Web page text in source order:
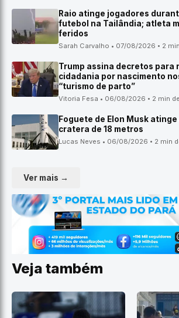
Raio atinge jogadores
futebol na Tailândia; atleta
feridos
Sarah Carvalho • 07/08/2026 • 2
Trump assina decretos para
cidadania por nascimento
“turismo de parto”
Vitoria Fesa • 06/08/2026 • 2 min
Foguete de Elon Musk
cratera de 18 metros
Lucas Neves • 06/08/2026 • 2 min
Ver mais →
Veja também